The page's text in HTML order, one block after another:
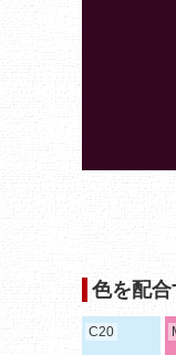
色を配合
C20